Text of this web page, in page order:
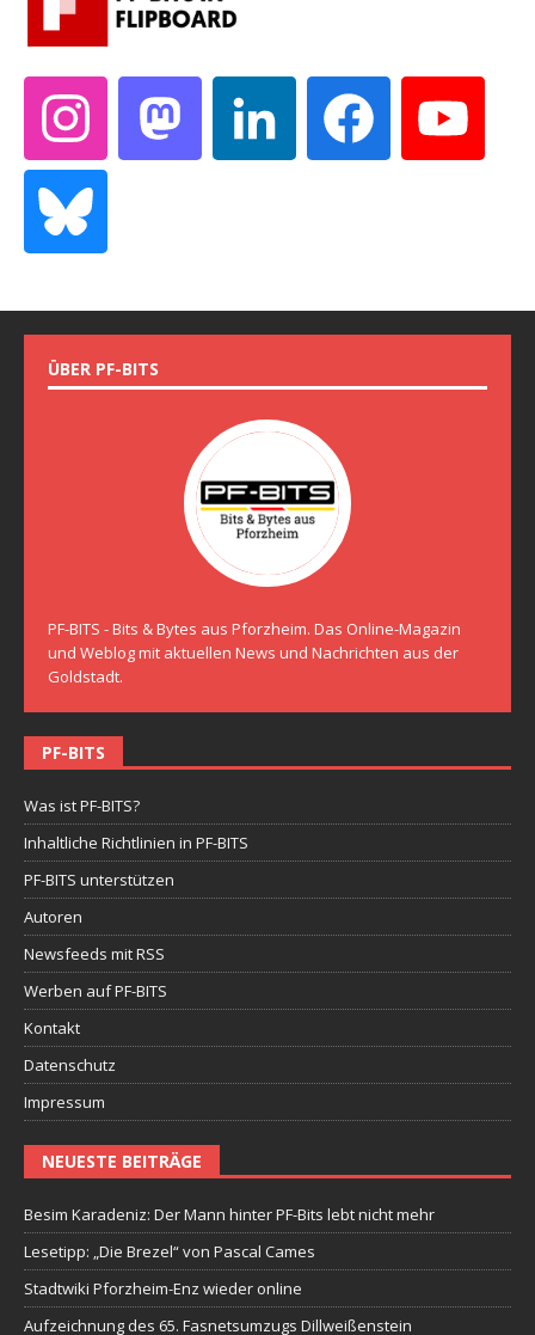
ÜBER PF-BITS
PF-BITS - Bits & Bytes aus Pforzheim. Das Online-Magazin
und Weblog mit aktuellen News und Nachrichten aus der
Goldstadt.
PF-BITS
Was ist PF-BITS?
Inhaltliche Richtlinien in PF-BITS
PF-BITS unterstützen
Autoren
Newsfeeds mit RSS
Werben auf PF-BITS
Kontakt
Datenschutz
Impressum
NEUESTE BEITRÄGE
Besim Karadeniz: Der Mann hinter PF-Bits lebt nicht mehr
Lesetipp: „Die Brezel“ von Pascal Cames
Stadtwiki Pforzheim-Enz wieder online
Aufzeichnung des 65. Fasnetsumzugs Dillweißenstein